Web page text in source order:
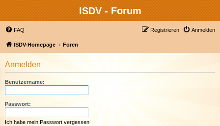
ISDV - Forum
FAQ Anmelden
Registrieren
ISDV-Homepage Foren
Anmelden
Benutzername:
Passwort:
Ich habe mein Passwort vergessen